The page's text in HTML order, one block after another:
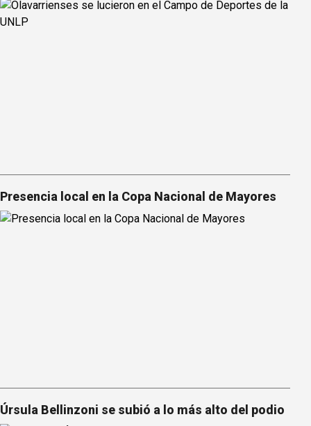
Presencia local en la Copa Nacional de Mayores
Úrsula Bellinzoni se subió a lo más alto del podio